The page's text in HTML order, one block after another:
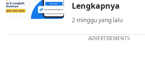
Lengkapnya
2 minggu yang lalu
ADVERTISEMENTS